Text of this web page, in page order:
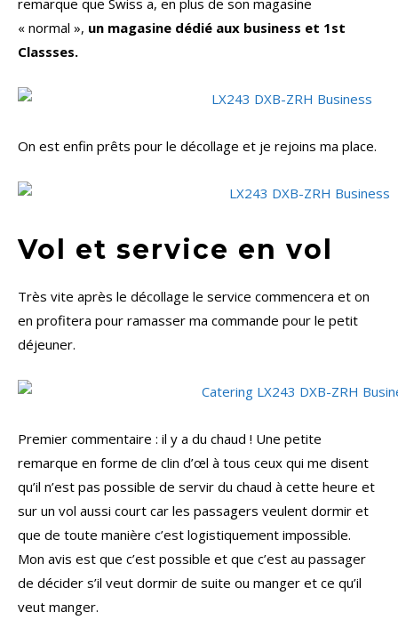
remarque que Swiss a, en plus de son magasine
« normal », un magasine dédié aux business et 1st
Classses.
On est enfin prêts pour le décollage et je rejoins ma place.
Vol et service en vol
Très vite après le décollage le service commencera et on
en profitera pour ramasser ma commande pour le petit
déjeuner.
Premier commentaire : il y a du chaud ! Une petite
remarque en forme de clin d’œl à tous ceux qui me disent
qu’il n’est pas possible de servir du chaud à cette heure et
sur un vol aussi court car les passagers veulent dormir et
que de toute manière c’est logistiquement impossible.
Mon avis est que c’est possible et que c’est au passager
de décider s’il veut dormir de suite ou manger et ce qu’il
veut manger.